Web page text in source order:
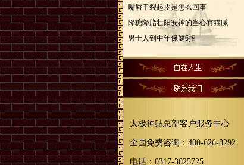
嘴唇干裂起皮是怎么回事
降糖降脂壮阳安神的当心有猫腻
男士人到中年保健6招
太极神贴总部客户服务中心
全国免费咨询：400-626-8292
电话：0317-3025725